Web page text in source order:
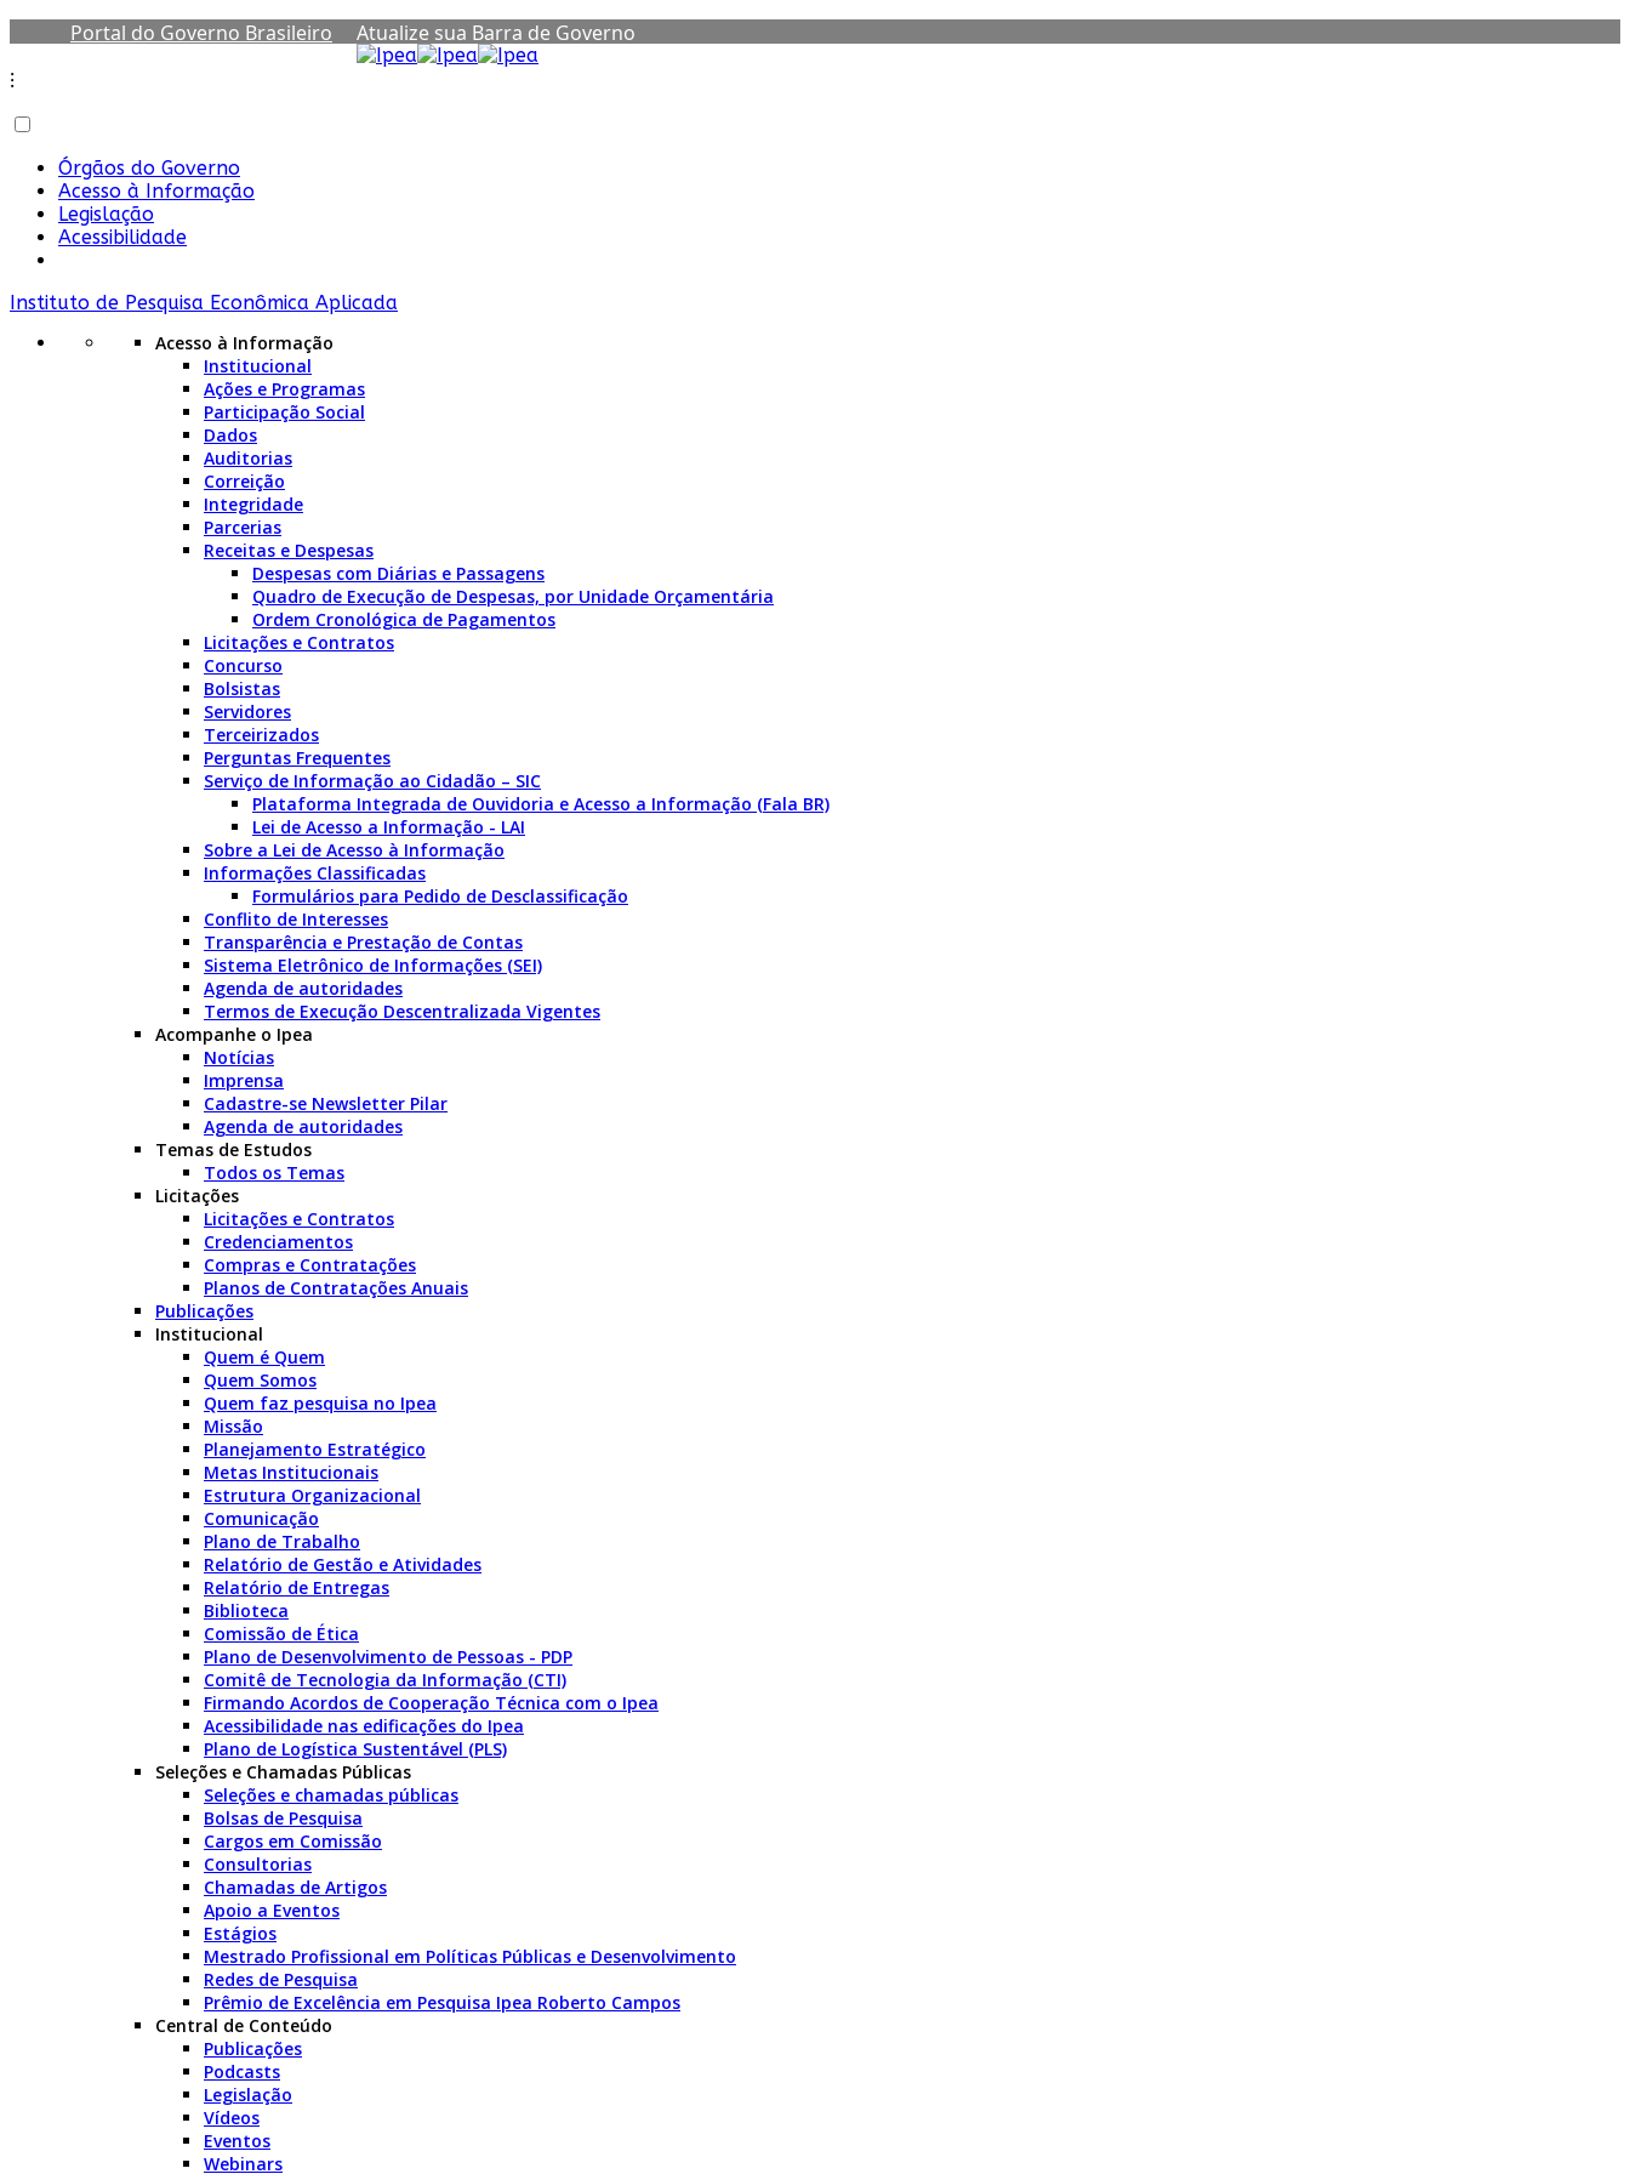
Portal do Governo Brasileiro Atualize sua Barra de Governo
⁝
Órgãos do Governo
Acesso à Informação
Legislação
Acessibilidade
Instituto de Pesquisa Econômica Aplicada
Acesso à Informação
Institucional
Ações e Programas
Participação Social
Dados
Auditorias
Correição
Integridade
Parcerias
Receitas e Despesas
Despesas com Diárias e Passagens
Quadro de Execução de Despesas, por Unidade Orçamentária
Ordem Cronológica de Pagamentos
Licitações e Contratos
Concurso
Bolsistas
Servidores
Terceirizados
Perguntas Frequentes
Serviço de Informação ao Cidadão – SIC
Plataforma Integrada de Ouvidoria e Acesso a Informação (Fala BR)
Lei de Acesso a Informação - LAI
Sobre a Lei de Acesso à Informação
Informações Classificadas
Formulários para Pedido de Desclassificação
Conflito de Interesses
Transparência e Prestação de Contas
Sistema Eletrônico de Informações (SEI)
Agenda de autoridades
Termos de Execução Descentralizada Vigentes
Acompanhe o Ipea
Notícias
Imprensa
Cadastre-se Newsletter Pilar
Agenda de autoridades
Temas de Estudos
Todos os Temas
Licitações
Licitações e Contratos
Credenciamentos
Compras e Contratações
Planos de Contratações Anuais
Publicações
Institucional
Quem é Quem
Quem Somos
Quem faz pesquisa no Ipea
Missão
Planejamento Estratégico
Metas Institucionais
Estrutura Organizacional
Comunicação
Plano de Trabalho
Relatório de Gestão e Atividades
Relatório de Entregas
Biblioteca
Comissão de Ética
Plano de Desenvolvimento de Pessoas - PDP
Comitê de Tecnologia da Informação (CTI)
Firmando Acordos de Cooperação Técnica com o Ipea
Acessibilidade nas edificações do Ipea
Plano de Logística Sustentável (PLS)
Seleções e Chamadas Públicas
Seleções e chamadas públicas
Bolsas de Pesquisa
Cargos em Comissão
Consultorias
Chamadas de Artigos
Apoio a Eventos
Estágios
Mestrado Profissional em Políticas Públicas e Desenvolvimento
Redes de Pesquisa
Prêmio de Excelência em Pesquisa Ipea Roberto Campos
Central de Conteúdo
Publicações
Podcasts
Legislação
Vídeos
Eventos
Webinars